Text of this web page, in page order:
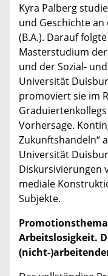
Kyra Palberg
und Geschichte
(B.A.). Darauf
Masterstudium
und der Sozial-
Universität
promoviert sie im
Vorhersage.
Zukunftshandeln“
Universität
Diskursivierungen
mediale
Subjekte.
Arbeitslosigkeit.
(nicht-